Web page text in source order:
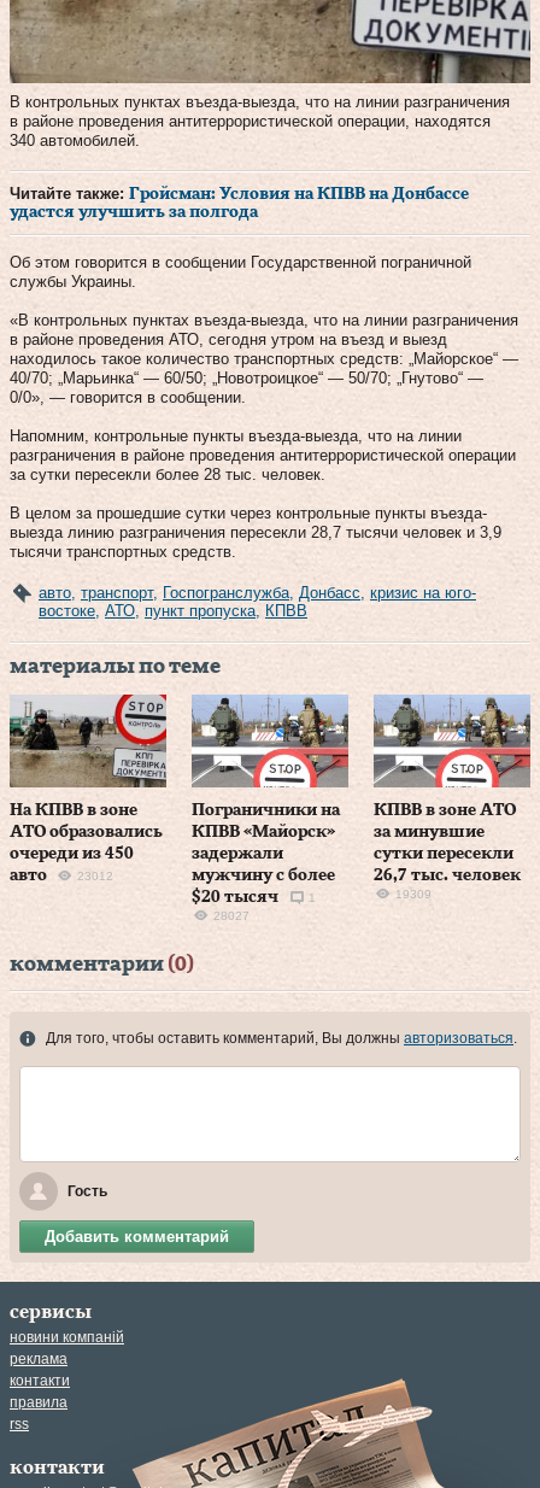
В контрольных пунктах въезда-выезда, что на линии разграничения
в районе проведения антитеррористической операции, находятся
340 автомобилей.
Читайте также: Гройсман: Условия на КПВВ на Донбассе
удастся улучшить за полгода
Об этом говорится в сообщении Государственной пограничной
службы Украины.
«В контрольных пунктах въезда-выезда, что на линии разграничения
в районе проведения АТО, сегодня утром на въезд и выезд
находилось такое количество транспортных средств: „Майорское“ —
40/70; „Марьинка“ — 60/50; „Новотроицкое“ — 50/70; „Гнутово“ —
0/0», — говорится в сообщении.
Напомним, контрольные пункты въезда-выезда, что на линии
разграничения в районе проведения антитеррористической операции
за сутки пересекли более 28 тыс. человек.
В целом за прошедшие сутки через контрольные пункты въезда-
выезда линию разграничения пересекли 28,7 тысячи человек и 3,9
тысячи транспортных средств.
авто транспорт, Госпогранслужба Донбасс кризис на юго-
востоке АТО пункт пропуска КПВВ
материалы по теме
На КПВВ в зоне
АТО образовались
очереди из 450
авто
23012
Пограничники на
КПВВ «Майорск»
задержали
мужчину с более
$20 тысяч
1
28027
КПВВ в зоне АТО
за минувшие
сутки пересекли
26,7 тыс. человек
19309
комментарии (0)
Для того, чтобы оставить комментарий, Вы должны авторизоваться.
Гость
Добавить комментарий
сервисы
новини компаній
реклама
контакти
правила
rss
контакти